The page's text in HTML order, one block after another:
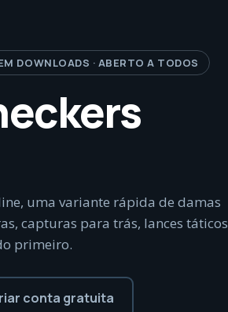
DOWNLOADS · ABERTO A TODOS
uma variante rápida de damas
capturas para trás, lances táticos
primeiro.
conta gratuita